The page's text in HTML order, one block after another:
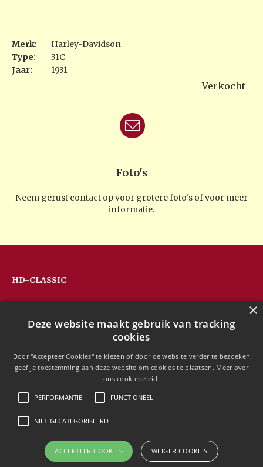
Merk:
Harley-Davidson
Type:
31C
Jaar:
1931
Verkocht
Foto's
Neem gerust contact op voor grotere foto's of voor meer
informatie.
HD-CLASSIC
Hans Devos
3128 Baal
+32(0)477 88 81 84
info@hd-classic.be
Copyright © 2020 HD-Classic
×
Deze website maakt gebruik van tracking
cookies
Door "Accepteer Cookies" te kiezen of door de website verder te bezoeken
geef je toestemming aan deze website om cookies te plaatsen. Meer over
ons cookiebeleid.
PERFORMANTIE FUNCTIONEEL
NIET-GECATEGORISEERD
ACCEPTEER COOKIES WEIGER COOKIES
Free currency conversion